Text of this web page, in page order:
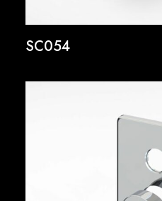
SC054